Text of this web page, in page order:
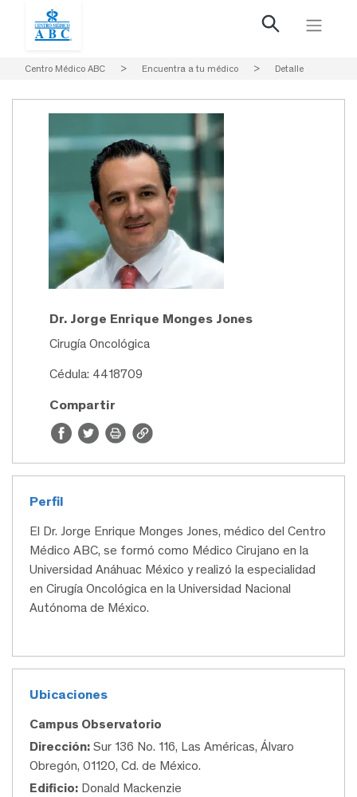
Centro Médico ABC > Encuentra a tu médico > Detalle
Dr. Jorge Enrique Monges Jones
Cirugía Oncológica
Cédula: 4418709
Compartir
Perfil
El Dr. Jorge Enrique Monges Jones, médico del Centro
Médico ABC, se formó como Médico Cirujano en la
Universidad Anáhuac México y realizó la especialidad
en Cirugía Oncológica en la Universidad Nacional
Autónoma de México.
Ubicaciones
Campus Observatorio
Dirección: Sur 136 No. 116, Las Américas, Álvaro
Obregón, 01120, Cd. de México.
Edificio: Donald Mackenzie